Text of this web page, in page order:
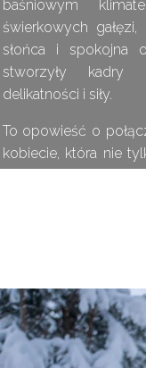
baśniowym
świerkowych
słońca i spokojna
stworzyły kadry
delikatności i siły.
To opowieść o
kobiecie, która nie